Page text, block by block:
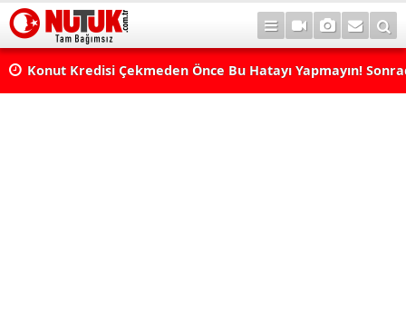
Konut Kredisi Çekmeden Önce Bu Hatayı Yapmayın!